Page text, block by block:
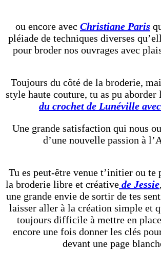
ou encore avec Christiane Paris
pléiade de techniques diverses
pour broder nos ouvrages avec
Toujours du côté de la broderie,
style haute couture, tu as pu
du crochet de Lunéville
Une grande satisfaction qui nous
d’une nouvelle passion à
Tu es peut-être venue t’initier ou te
la broderie libre et créative de Jessie
une grande envie de sortir de tes
laisser aller à la création simple et
toujours difficile à mettre en
encore une fois donner les clés
devant une page